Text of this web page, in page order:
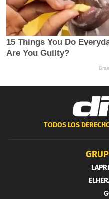
TODOS LOS